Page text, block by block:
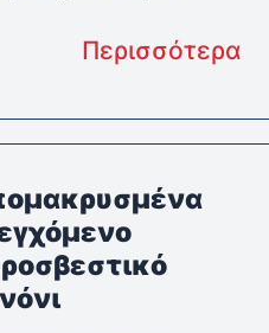
Περισσότερα